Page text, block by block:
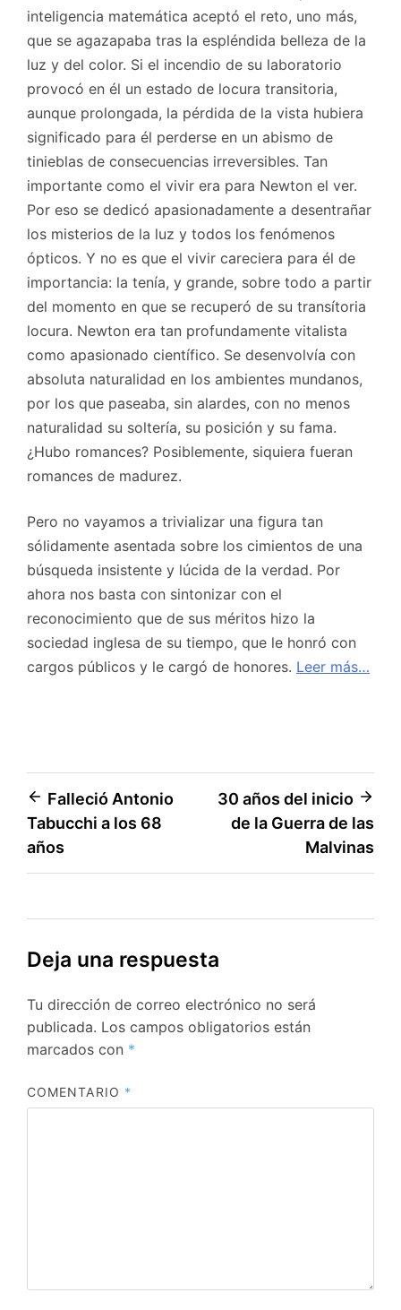
inteligencia matemática aceptó el reto, uno más,
que se agazapaba tras la espléndida belleza de la
luz y del color. Si el incendio de su laboratorio
provocó en él un estado de locura transitoria,
aunque prolongada, la pérdida de la vista hubiera
significado para él perderse en un abismo de
tinieblas de consecuencias irreversibles. Tan
importante como el vivir era para Newton el ver.
Por eso se dedicó apasionadamente a desentrañar
los misterios de la luz y todos los fenómenos
ópticos. Y no es que el vivir careciera para él de
importancia: la tenía, y grande, sobre todo a partir
del momento en que se recuperó de su transítoria
locura. Newton era tan profundamente vitalista
como apasionado científico. Se desenvolvía con
absoluta naturalidad en los ambientes mundanos,
por los que paseaba, sin alardes, con no menos
naturalidad su soltería, su posición y su fama.
¿Hubo romances? Posiblemente, siquiera fueran
romances de madurez.
Pero no vayamos a trivializar una figura tan
sólidamente asentada sobre los cimientos de una
búsqueda insistente y lúcida de la verdad. Por
ahora nos basta con sintonizar con el
reconocimiento que de sus méritos hizo la
sociedad inglesa de su tiempo, que le honró con
cargos públicos y le cargó de honores. Leer más…
Navegación
de
entradas
Falleció Antonio
Tabucchi a los 68
años
30 años del inicio
de la Guerra de las
Malvinas
Deja una respuesta
Tu dirección de correo electrónico no será
publicada. Los campos obligatorios están
marcados con *
COMENTARIO *